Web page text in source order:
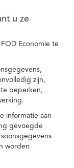
u ze
Economie te
zijn,
beperken,
informatie aan
gevoegde
worden